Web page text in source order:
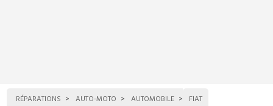
RÉPARATIONS AUTO-MOTO AUTOMOBILE FIAT